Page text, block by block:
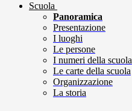
Scuola
Panoramica
Presentazione
I luoghi
Le persone
I numeri della scuola
Le carte della scuola
Organizzazione
La storia